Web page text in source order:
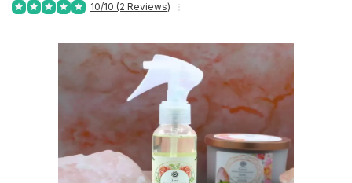
10/10 (2 Reviews)